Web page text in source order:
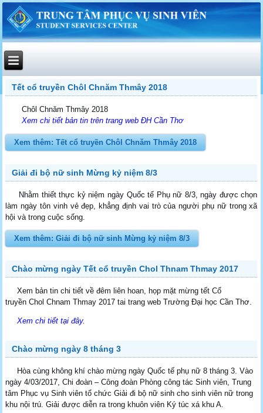
Tết cổ truyền Chôl Chnăm Thmây 2018
Chôl Chnăm Thmây 2018
Xem chi tiết bản tin trên trang web ĐH Cần Thơ
Xem thêm: Tết cổ truyền Chôl Chnăm Thmây 2018
Giải đi bộ nữ sinh Mừng kỷ niệm 8/3
Nhằm thiết thực kỷ niệm ngày Quốc tế Phụ nữ 8/3, ngày được chọn
làm ngày tôn vinh vẻ đẹp, khẳng định vai trò của người phụ nữ trong xã
hội và trong cuộc sống.
Xem thêm: Giải đi bộ nữ sinh Mừng kỷ niệm 8/3
Chào mừng ngày Tết cổ truyền Chol Thnam Thmay 2017
Xem bản tin chi tiết về đêm liên hoan, họp mặt mừng tết Cổ
truyền Chol Chnam Thmay 2017 tai trang web Trường Đại học Cần Thơ.
Xem chi tiết tại đây.
Chào mừng ngày 8 tháng 3
Hòa cùng không khí chào mừng ngày Quốc tế phụ nữ 8 tháng 3. Vào
ngày 4/03/2017, Chi đoàn – Công đoàn Phòng công tác Sinh viên, Trung
tâm Phục vụ Sinh viên tổ chức Giải đi bộ nữ sinh cho sinh viên nữ trong
khu nội trú. Giải được diễn ra trong khuôn viên Ký túc xá khu A.